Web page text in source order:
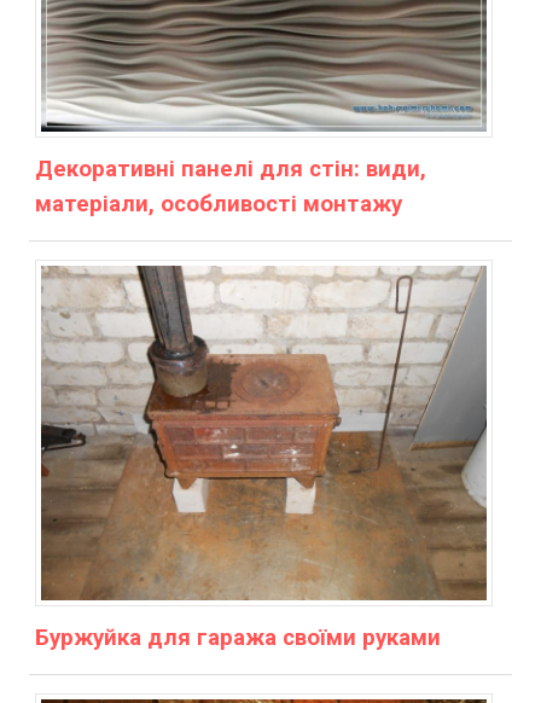
Декоративні панелі для стін: види,
матеріали, особливості монтажу
Буржуйка для гаража своїми руками